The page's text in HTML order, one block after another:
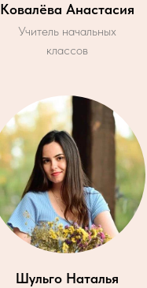
Ковалёва Анастасия
Учитель начальных
классов
Шульго Наталья